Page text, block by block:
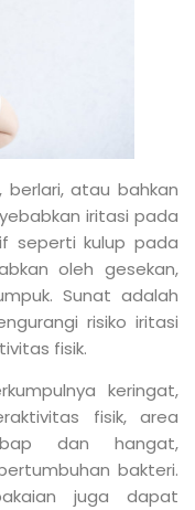
berlari, atau bahkan
iritasi pada
seperti kulup pada
oleh gesekan,
Sunat adalah
risiko iritasi
fisik.
keringat,
fisik, area
dan hangat,
bakteri.
juga dapat